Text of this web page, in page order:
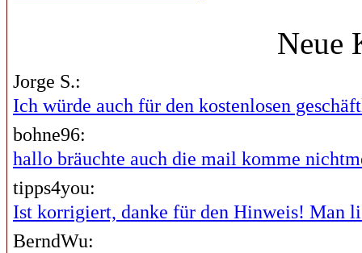
Neue
Jorge S.:
Ich würde auch für den kostenlosen
bohne96:
hallo bräuchte auch die mail komme
tipps4you:
Ist korrigiert, danke für den Hinweis! Man
BerndWu: